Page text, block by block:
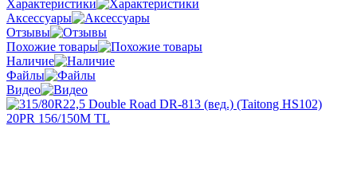
Характеристики
Аксессуары
Отзывы
Похожие товары
Наличие
Файлы
Видео